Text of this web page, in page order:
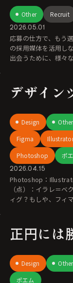
Other Recruit
2026.05.01
応募の仕方で、もう選考は始まっ
の採用媒体を活用しながら
出会うために、様々
デザイン
Design
Other
Figma
Photoshop
ポ
2026.04.15
Photoshop：Illustrator ＝ 点：線 フ
（点）：イラレ＝
正円には
Design
Other
ポエム